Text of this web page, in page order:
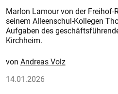
Marlon Lamour von der
seinem Alleenschul-Kollegen
Aufgaben des
Kirchheim.
Andreas Volz
14.01.2026